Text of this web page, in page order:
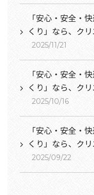
「安心・安全・
くり」なら、ク
2025/11/21
「安心・安全・
くり」なら、ク
2025/10/16
「安心・安全・
くり」なら、ク
2025/09/22